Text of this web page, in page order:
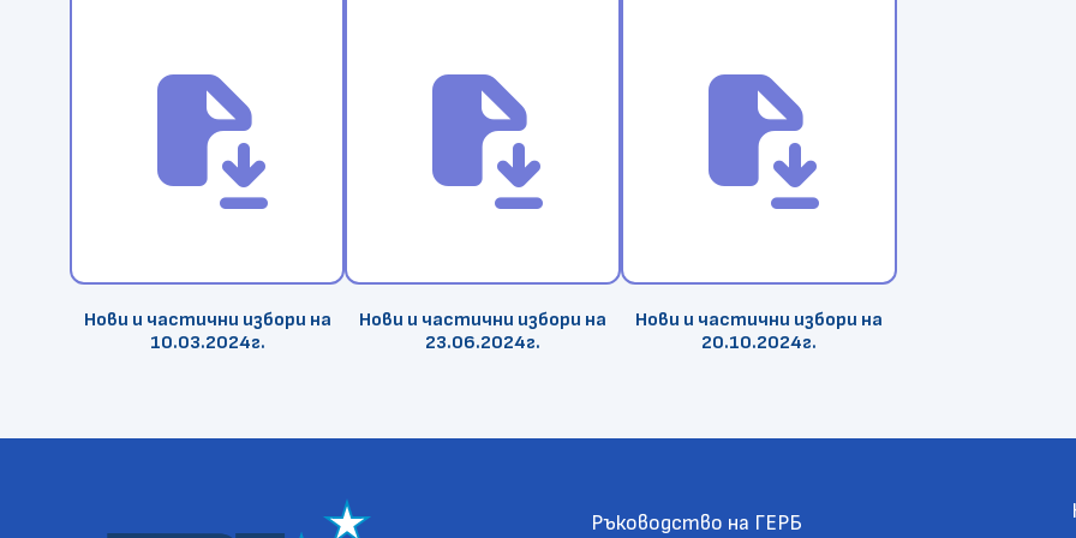
file_save
Нови и частични избори на
10.03.2024г.
file_save
Нови и частични избори на
23.06.2024г.
file_save
Нови и частични избори на
20.10.2024г.
Ръководство на ГЕРБ